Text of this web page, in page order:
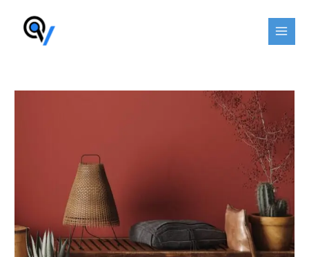
content
navigation